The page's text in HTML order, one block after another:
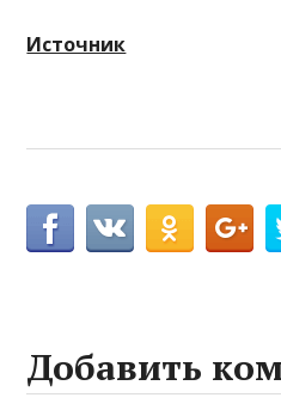
Источник
Добавить